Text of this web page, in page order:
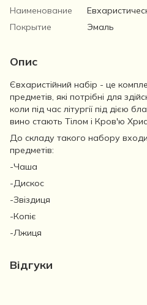
Наименование
Покрытие
Эмаль
Опис
Євхаристійний набір - це
предметів, які потрібні для
коли під час літургії під дією
вино стають Тілом і Кров'ю
До складу такого набору
предметів:
-Чаша
-Дискос
-Звіздиця
-Копіє
-Лжиця
Відгуки